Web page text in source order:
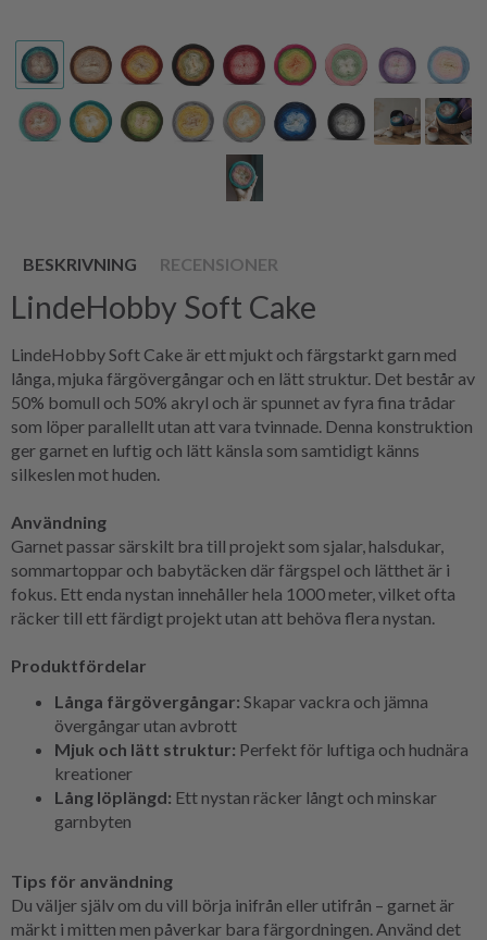
BESKRIVNING RECENSIONER
LindeHobby Soft Cake
LindeHobby Soft Cake är ett mjukt och färgstarkt garn med
långa, mjuka färgövergångar och en lätt struktur. Det består av
50% bomull och 50% akryl och är spunnet av fyra fina trådar
som löper parallellt utan att vara tvinnade. Denna konstruktion
ger garnet en luftig och lätt känsla som samtidigt känns
silkeslen mot huden.
Användning
Garnet passar särskilt bra till projekt som sjalar, halsdukar,
sommartoppar och babytäcken där färgspel och lätthet är i
fokus. Ett enda nystan innehåller hela 1000 meter, vilket ofta
räcker till ett färdigt projekt utan att behöva flera nystan.
Produktfördelar
Långa färgövergångar: Skapar vackra och jämna
övergångar utan avbrott
Mjuk och lätt struktur: Perfekt för luftiga och hudnära
kreationer
Lång löplängd: Ett nystan räcker långt och minskar
garnbyten
Tips för användning
Du väljer själv om du vill börja inifrån eller utifrån – garnet är
märkt i mitten men påverkar bara färgordningen. Använd det